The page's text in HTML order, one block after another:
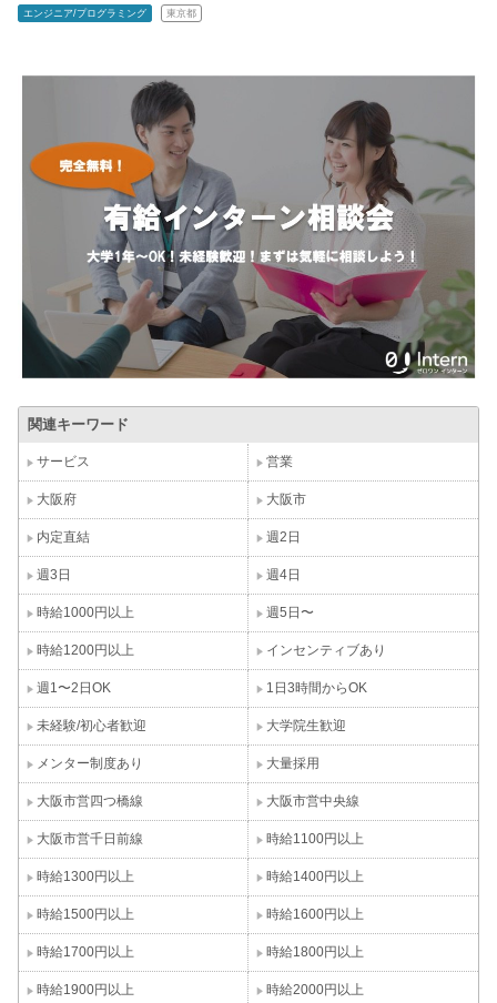
エンジニア/プログラミング 東京都
関連キーワード
サービス 営業
大阪府 大阪市
内定直結 週2日
週3日 週4日
時給1000円以上 週5日〜
時給1200円以上 インセンティブあり
週1〜2日OK 1日3時間からOK
未経験/初心者歓迎 大学院生歓迎
メンター制度あり 大量採用
大阪市営四つ橋線 大阪市営中央線
大阪市営千日前線 時給1100円以上
時給1300円以上 時給1400円以上
時給1500円以上 時給1600円以上
時給1700円以上 時給1800円以上
時給1900円以上 時給2000円以上